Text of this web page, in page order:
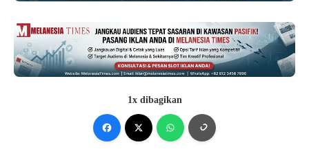
1x dibagikan